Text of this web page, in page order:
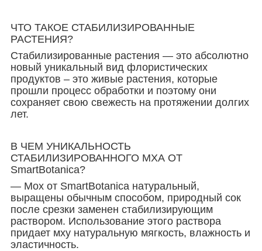
ЧТО ТАКОЕ СТАБИЛИЗИРОВАННЫЕ
РАСТЕНИЯ?
Стабилизированные растения ― это абсолютно
новый уникальный вид флористических
продуктов – это живые растения, которые
прошли процесс обработки и поэтому они
сохраняет свою свежесть на протяжении долгих
лет.
В ЧЕМ УНИКАЛЬНОСТЬ
СТАБИЛИЗИРОВАННОГО МХА ОТ
SmartBotanica?
― Мох от SmartBotanica натуральный,
выращены обычным способом, природный сок
после срезки заменен стабилизирующим
раствором. Использование этого раствора
придает мху натуральную мягкость, влажность и
эластичность.